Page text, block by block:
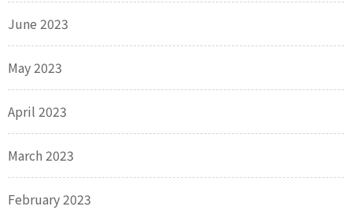
June 2023
May 2023
April 2023
March 2023
February 2023